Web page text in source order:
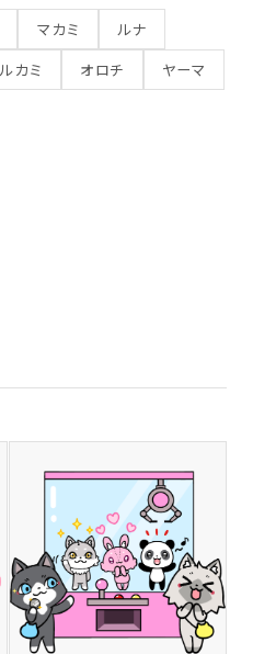
お出かけ
夏休み
健康 4月
屋台
マカミ
ルナ
カミ オロチ
ヤーマ